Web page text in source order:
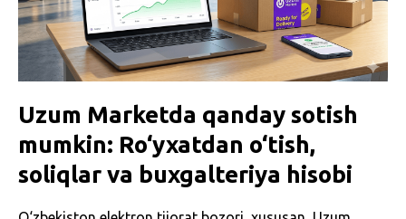
Uzum Marketda qanday sotish
mumkin: Ro‘yxatdan o‘tish,
soliqlar va buxgalteriya hisobi